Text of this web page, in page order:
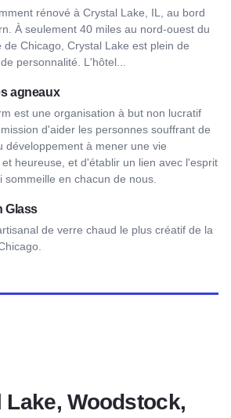
rénové à Crystal Lake, IL, au bord
À seulement 40 miles au nord-ouest du
de Chicago, Crystal Lake est plein de
personnalité. L'hôtel...
agneaux
est une organisation à but non lucratif
d'aider les personnes souffrant de
développement à mener une vie
heureuse, et d'établir un lien avec l'esprit
sommeille en chacun de nous.
Glass
de verre chaud le plus créatif de la
Lake, Woodstock,